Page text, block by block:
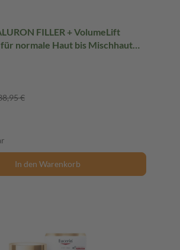
FILLER + VolumeLift
normale Haut bis Mischhaut
€
In den Warenkorb